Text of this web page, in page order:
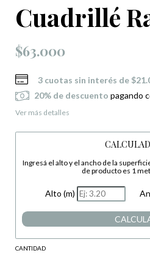
Cuadrillé
$63.000
3 cuotas sin interés de
20% de descuento pagando
Ver más detalles
Ingresá el alto y el ancho de la
de producto es 1
Alto (m)
CANTIDAD